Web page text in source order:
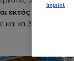
εκτός δρόμου.
και να
Imprint